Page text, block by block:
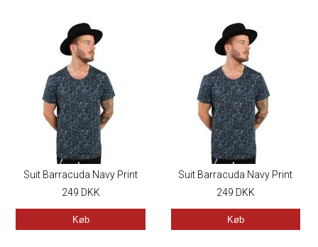
Suit Barracuda Navy Print
249 DKK
Køb
Suit Barracuda Navy Print
249 DKK
Køb